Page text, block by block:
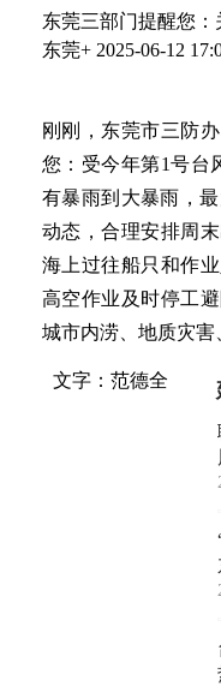
东莞三部门提醒您
东莞+ 2025-06-12
刚刚，东莞市三防
您：受今年第1号台
有暴雨到大暴雨，
动态，合理安排周
海上过往船只和作
高空作业及时停工
城市内涝、地质灾害
文字：范德全